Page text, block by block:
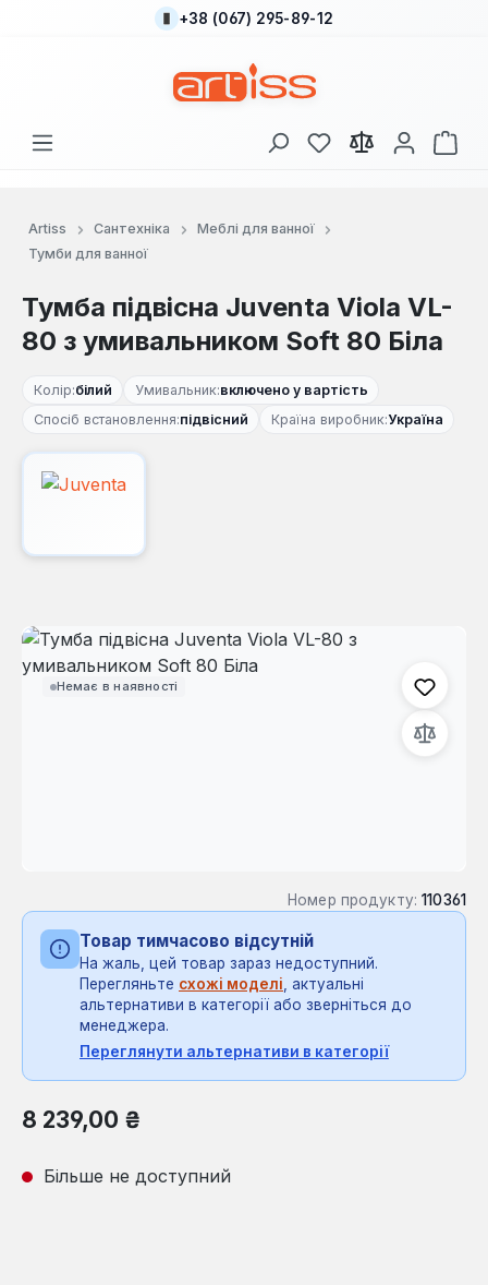
Перейти до основного вмісту
+38 (067) 295-89-12
У вас є 0 у списку
Artiss Сантехніка
Меблі для ванної
Тумби для ванної
Тумба підвісна Juventa Viola VL-
80 з умивальником Soft 80 Біла
Колір:білий Умивальник:включено у вартість
Спосіб встановлення:підвісний Країна виробник:Україна
Немає в наявності
Пропустити галерею зображень
Номер продукту: 110361
Товар тимчасово відсутній
На жаль, цей товар зараз недоступний.
Перегляньте схожі моделі, актуальні
альтернативи в категорії або зверніться до
менеджера.
Переглянути альтернативи в категорії
Звичайна ціна:
8 239,00 ₴
Більше не доступний